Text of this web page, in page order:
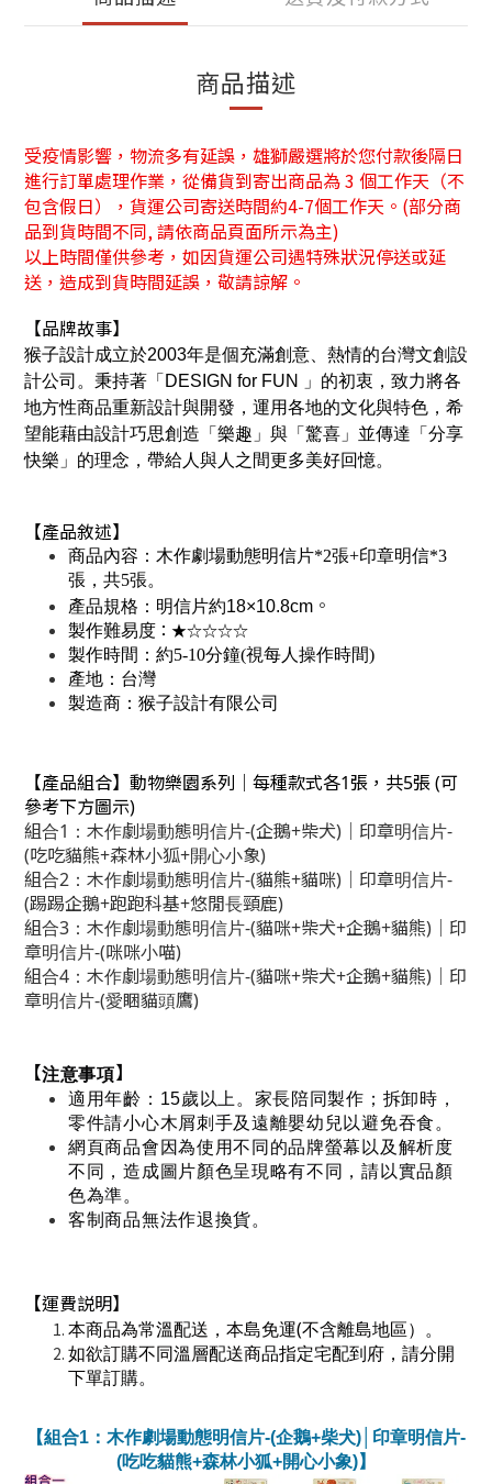
商品描述
受疫情影響，物流多有延誤，雄獅嚴選將於您付款後隔日
進行訂單處理作業，從備貨到寄出商品為 3 個工作天（不
包含假日），貨運公司寄送時間約4-7個工作天。(部分商
品到貨時間不同, 請依商品頁面所示為主)
以上時間僅供參考，如因貨運公司遇特殊狀況停送或延
送，造成到貨時間延誤，敬請諒解。
【品牌故事】
猴子設計成立於2003年是個充滿創意、熱情的台灣文創設
計公司。秉持著 「DESIGN for FUN 」的初衷， 致力將各
地方性商品重新設計與開發，運用各地的文化與特色 ，希
望能藉由設計巧思創造「樂趣」與「驚喜」並傳達「分享
快樂」的理念，帶給人與人之間更多美好回憶。
【產品敘述】
商品內容：木作劇場動態明信片*2張+印章明信*3
張，共5張。
產品規格： 明信片約18×10.8cm 。
製作難易度 ：★☆☆☆☆
製作時間：約5-10分鐘(視每人操作時間)
產地：台灣
製造商：猴子設計有限公司
【產品組合】動物樂園系列│每種款式各1張，共5張 (可
參考下方圖示)
組合1：木作劇場動態明信片-(企鵝+柴犬)│印章明信片-
(吃吃貓熊+森林小狐+開心小象)
組合2：木作劇場動態明信片-(貓熊+貓咪)│印章明信片-
(踢踢企鵝+跑跑科基+悠閒長頸鹿)
組合3：木作劇場動態明信片-(貓咪+柴犬+企鵝+貓熊)│印
章明信片-(咪咪小喵)
組合4：木作劇場動態明信片-(貓咪+柴犬+企鵝+貓熊)│印
章明信片-(愛睏貓頭鷹)
【注意事項】
適用年齡：15歲以上。家長陪同製作；拆卸時，
零件請小心木屑刺手及遠離嬰幼兒以避免吞食。
網頁商品會因為使用不同的品牌螢幕以及解析度
不同，造成圖片顏色呈現略有不同，請以實品顏
色為準。
客制商品無法作退換貨。
【運費説明】
本商品為常溫配送，本島免運(不含離島地區）。
如欲訂購不同溫層配送商品指定宅配到府，請分開
下單訂購。
【組合1：木作劇場動態明信片-(企鵝+柴犬)│印章明信片-
(吃吃貓熊+森林小狐+開心小象)】